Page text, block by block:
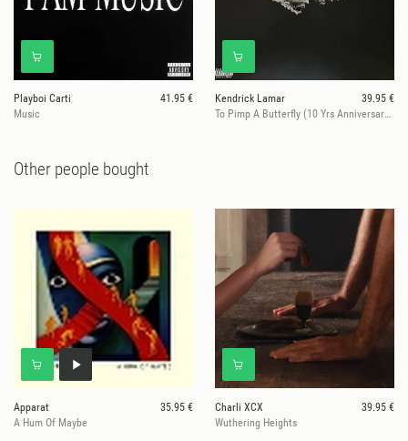
Playboi Carti
41.95 €
Music
Kendrick Lamar
39.95 €
To Pimp A Butterfly (10 Yrs Anniversary Ed.)
Other people bought
Apparat
35.95 €
A Hum Of Maybe
Charli XCX
39.95 €
Wuthering Heights